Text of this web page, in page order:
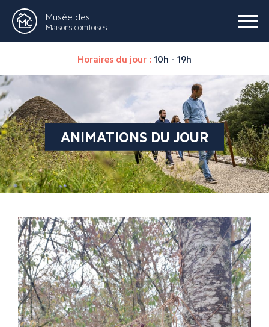
Musée des
Maisons comtoises
Horaires du jour : 10h - 19h
ANIMATIONS DU JOUR